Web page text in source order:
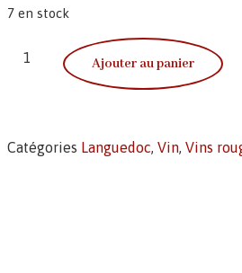
7 en stock
Ajouter au panier
Catégories Languedoc Vin Vins